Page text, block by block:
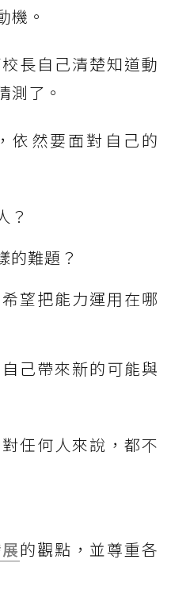
機。
長自己清楚知道動
測了。
依然要面對自己的
？
的難題？
望把能力運用在哪
己帶來新的可能與
任何人來說，都不
的觀點，並尊重各